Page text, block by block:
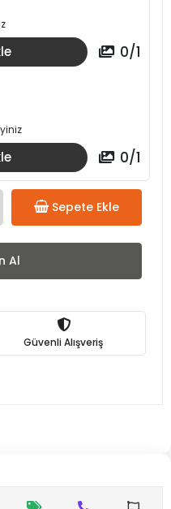
0/1
0/1
Sepete Ekle
Al
Güvenli Alışveriş